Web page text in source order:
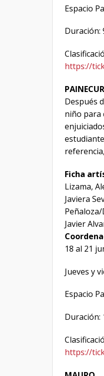
Espacio
Duración:
https://
PAINECUR
Después
niño para
Ficha
Lizama,
Javiera
Javier
18 al 21
Jueves y
Espacio
Duración:
https://